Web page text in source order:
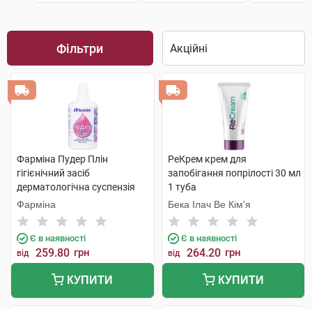
Фільтри
Фарміна Пудер Плін
гігієнічний засіб
дерматологічна суспензія
рідка пудра 100 г 1 флакон
Фарміна
Є в наявності
від 259.80 грн
КУПИТИ
РеКрем крем для
запобігання попрілості 30 мл
1 туба
Бека Ілач Ве Кім'я
Є в наявності
від 264.20 грн
КУПИТИ